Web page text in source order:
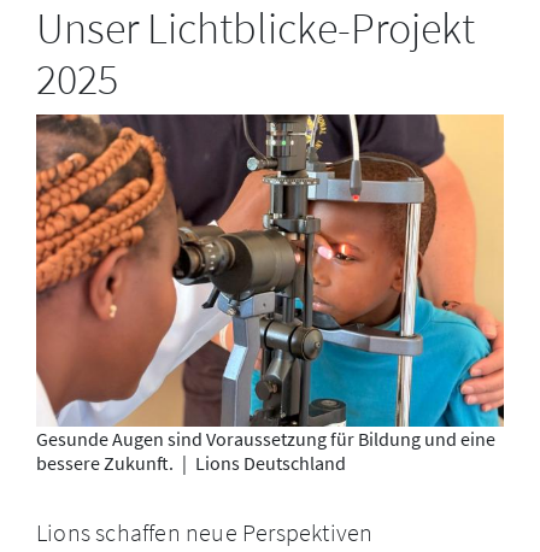
Unser Lichtblicke-Projekt
2025
Gesunde Augen sind Voraussetzung für Bildung und eine
bessere Zukunft. | Lions Deutschland
Lions schaffen neue Perspektiven